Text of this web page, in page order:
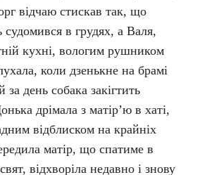
відчаю стискав так, що
судомився в грудях, а Валя,
кухні, вологим рушником
коли дзенькне на брамі
день собака закігтить
дрімала з матір’ю в хаті,
відблиском на крайніх
матір, що спатиме в
відхворіла недавно і знову